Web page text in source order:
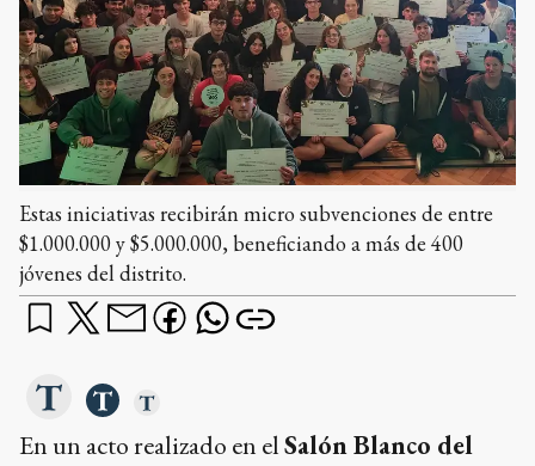
Estas iniciativas recibirán micro subvenciones de entre
$1.000.000 y $5.000.000, beneficiando a más de 400
jóvenes del distrito.
En un acto realizado en elSalón Blanco del